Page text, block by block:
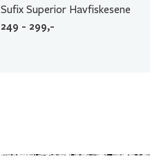
Sufix Superior Havfiskesene
249 - 299,-